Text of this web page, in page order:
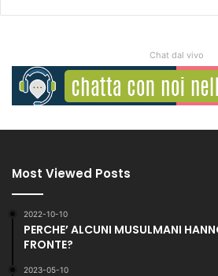
Chat dal vivo
Most Viewed Posts
2022-10-10
PERCHE’ ALCUNI MUSULMANI
FRONTE?
2023-05-10